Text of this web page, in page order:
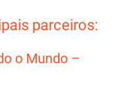
parceiros:
o Mundo –